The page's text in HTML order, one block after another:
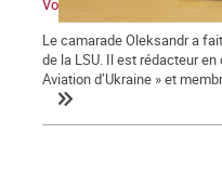
Voyage à Kiev III : Entretien
Le camarade Oleksandr a
de la LSU. Il est rédacteur
Aviation d’Ukraine » et